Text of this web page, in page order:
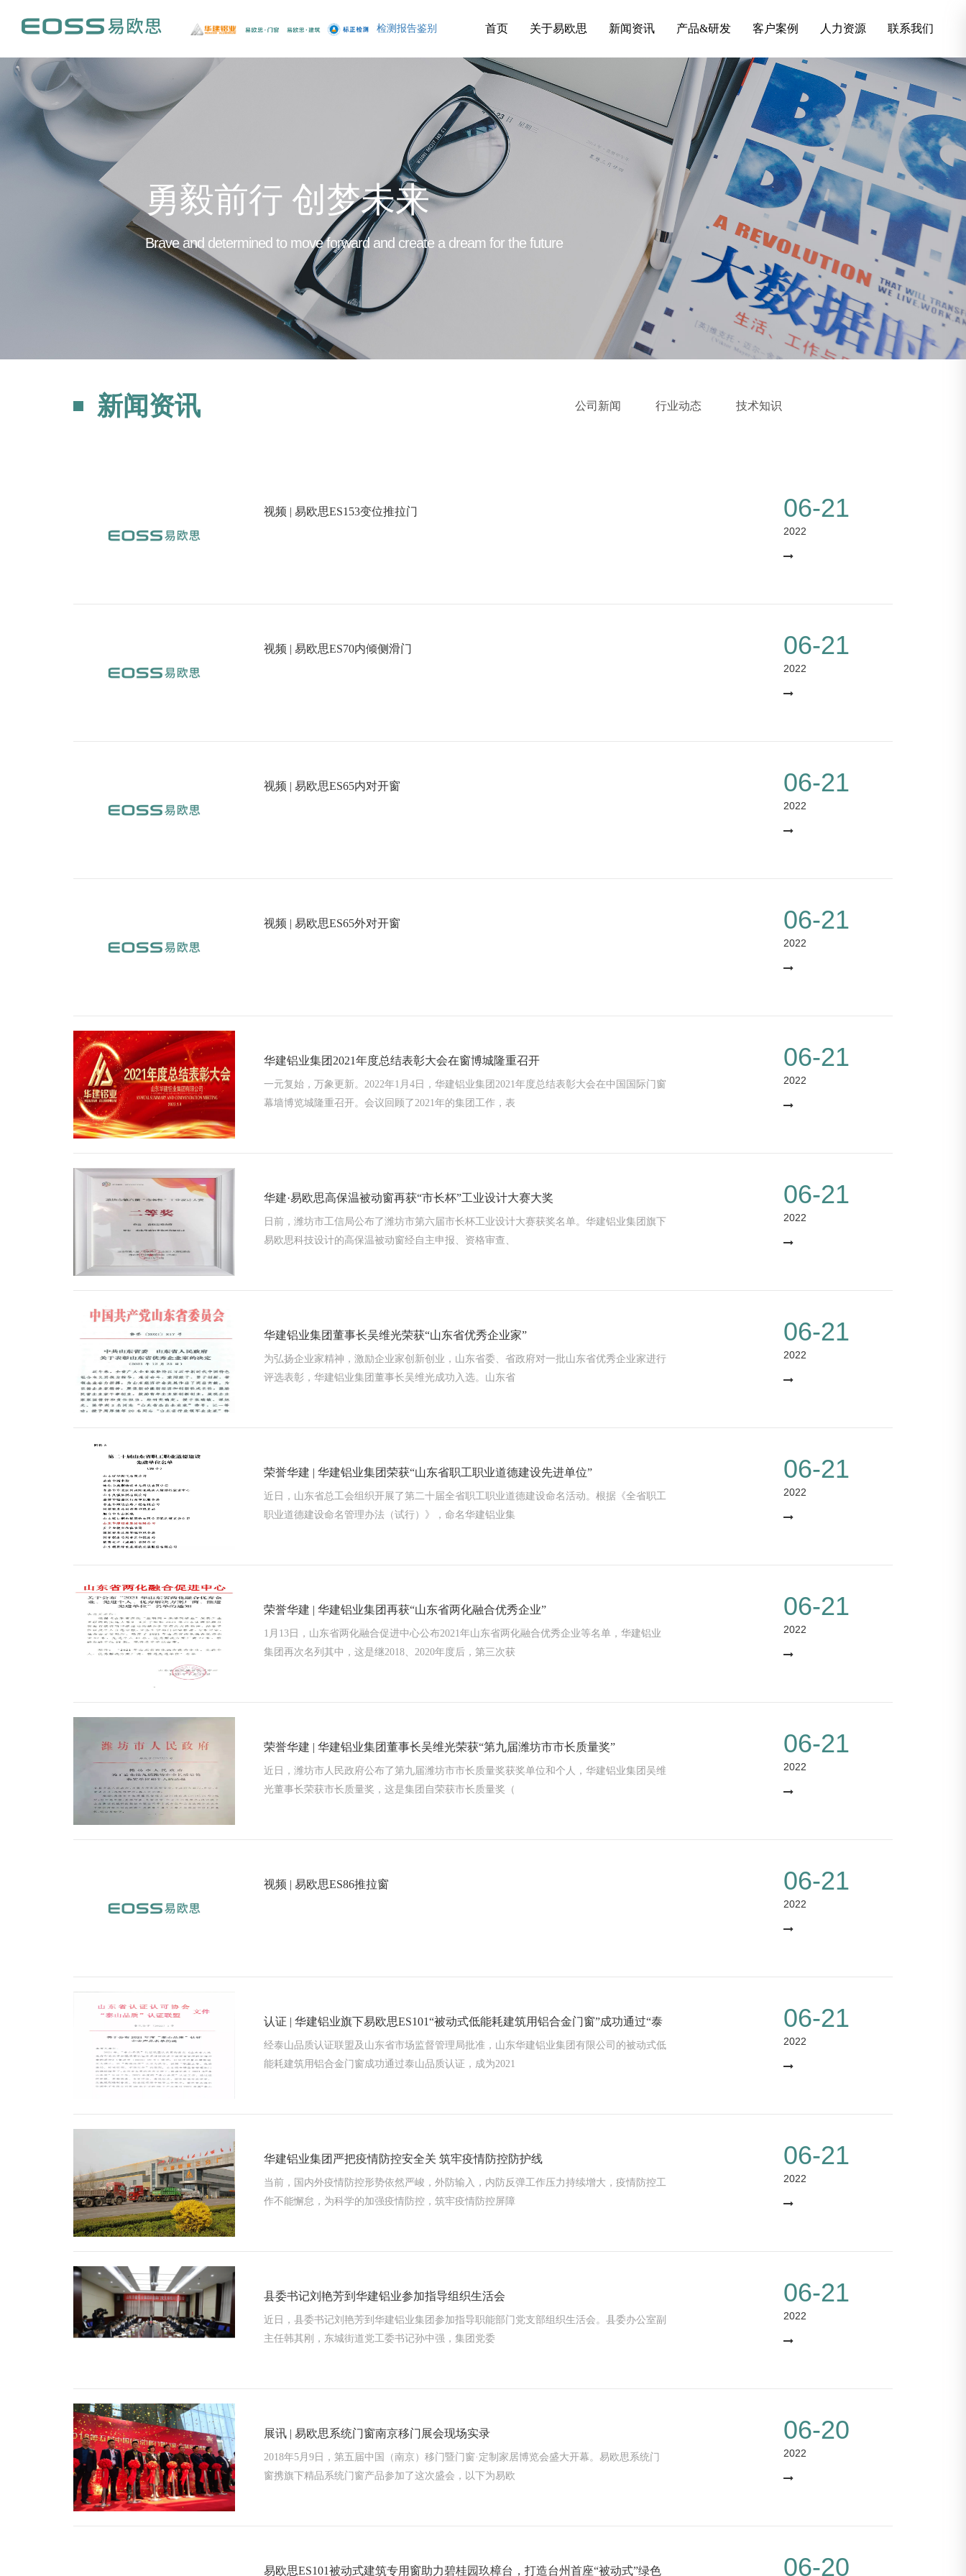
检测报告鉴别 首页 关于易欧思 新闻资讯 产品&研发 客户案例 人力资源 联系我们
勇毅前行 创梦未来
Brave and determined to move forward and create a dream for the future
新闻资讯 公司新闻 行业动态 技术知识
06-21
2022
视频 | 易欧思ES153变位推拉门
06-21
2022
视频 | 易欧思ES70内倾侧滑门
06-21
2022
视频 | 易欧思ES65内对开窗
06-21
2022
视频 | 易欧思ES65外对开窗
06-21
2022
华建铝业集团2021年度总结表彰大会在窗博城隆重召开
一元复始，万象更新。2022年1月4日，华建铝业集团2021年度总结表彰大会在中国国际门窗
幕墙博览城隆重召开。会议回顾了2021年的集团工作，表
06-21
2022
华建·易欧思高保温被动窗再获“市长杯”工业设计大赛大奖
日前，潍坊市工信局公布了潍坊市第六届市长杯工业设计大赛获奖名单。华建铝业集团旗下
易欧思科技设计的高保温被动窗经自主申报、资格审查、
06-21
2022
华建铝业集团董事长吴维光荣获“山东省优秀企业家”
为弘扬企业家精神，激励企业家创新创业，山东省委、省政府对一批山东省优秀企业家进行
评选表彰，华建铝业集团董事长吴维光成功入选。山东省
06-21
2022
荣誉华建 | 华建铝业集团荣获“山东省职工职业道德建设先进单位”
近日，山东省总工会组织开展了第二十届全省职工职业道德建设命名活动。根据《全省职工
职业道德建设命名管理办法（试行）》，命名华建铝业集
06-21
2022
荣誉华建 | 华建铝业集团再获“山东省两化融合优秀企业”
1月13日，山东省两化融合促进中心公布2021年山东省两化融合优秀企业等名单，华建铝业
集团再次名列其中，这是继2018、2020年度后，第三次获
06-21
2022
荣誉华建 | 华建铝业集团董事长吴维光荣获“第九届潍坊市市长质量奖”
近日，潍坊市人民政府公布了第九届潍坊市市长质量奖获奖单位和个人，华建铝业集团吴维
光董事长荣获市长质量奖，这是集团自荣获市长质量奖（
06-21
2022
视频 | 易欧思ES86推拉窗
06-21
2022
认证 | 华建铝业旗下易欧思ES101“被动式低能耗建筑用铝合金门窗”成功通过“泰
山品质”认证
经泰山品质认证联盟及山东省市场监督管理局批准，山东华建铝业集团有限公司的被动式低
能耗建筑用铝合金门窗成功通过泰山品质认证，成为2021
06-21
2022
华建铝业集团严把疫情防控安全关 筑牢疫情防控防护线
当前，国内外疫情防控形势依然严峻，外防输入，内防反弹工作压力持续增大，疫情防控工
作不能懈怠，为科学的加强疫情防控，筑牢疫情防控屏障
06-21
2022
县委书记刘艳芳到华建铝业参加指导组织生活会
近日，县委书记刘艳芳到华建铝业集团参加指导职能部门党支部组织生活会。县委办公室副
主任韩其刚，东城街道党工委书记孙中强，集团党委
06-20
2022
展讯 | 易欧思系统门窗南京移门展会现场实录
2018年5月9日，第五届中国（南京）移门暨门窗·定制家居博览会盛大开幕。易欧思系统门
窗携旗下精品系统门窗产品参加了这次盛会，以下为易欧
06-20
易欧思ES101被动式建筑专用窗助力碧桂园玖樟台，打造台州首座“被动式”绿色